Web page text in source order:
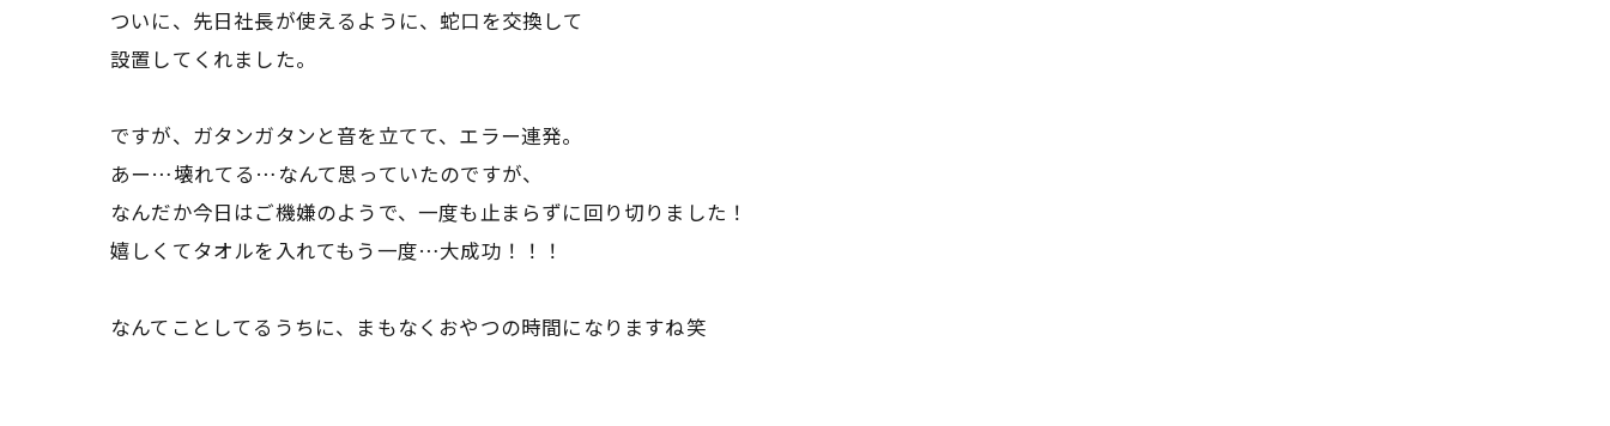
ついに、先日社長が使えるように、蛇口を交換して
設置してくれました。
ですが、ガタンガタンと音を立てて、エラー連発。
あー…壊れてる…なんて思っていたのですが、
なんだか今日はご機嫌のようで、一度も止まらずに回り切りました！
嬉しくてタオルを入れてもう一度…大成功！！！
なんてことしてるうちに、まもなくおやつの時間になりますね笑